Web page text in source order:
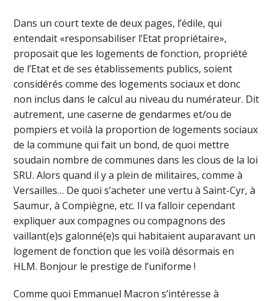
Dans un court texte de deux pages, l’édile, qui
entendait «responsabiliser l’Etat propriétaire»,
proposait que les logements de fonction, propriété
de l’Etat et de ses établissements publics, soient
considérés comme des logements sociaux et donc
non inclus dans le calcul au niveau du numérateur. Dit
autrement, une caserne de gendarmes et/ou de
pompiers et voilà la proportion de logements sociaux
de la commune qui fait un bond, de quoi mettre
soudain nombre de communes dans les clous de la loi
SRU. Alors quand il y a plein de militaires, comme à
Versailles… De quoi s’acheter une vertu à Saint-Cyr, à
Saumur, à Compiègne, etc. Il va falloir cependant
expliquer aux compagnes ou compagnons des
vaillant(e)s galonné(e)s qui habitaient auparavant un
logement de fonction que les voilà désormais en
HLM. Bonjour le prestige de l’uniforme !
Comme quoi Emmanuel Macron s’intéresse à